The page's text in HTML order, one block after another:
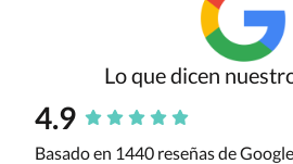
Lo que dicen
4.9
Basado en 1440 reseñas de